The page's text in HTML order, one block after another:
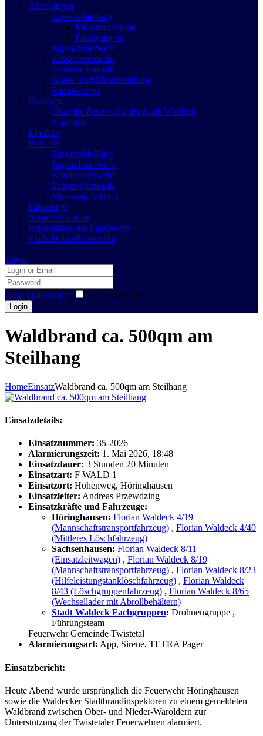
Abteilungen
Einsatzabteilung
Einsatzabteilung
Fachgruppen
Jugendfeuerwehr
Kinderfeuerwehr
Feuerwehrmusik
Alters- und Ehrenabteilung
Förderverein
Über uns
Über die Feuerwehr der Stadt Waldeck
Standorte
Einsätze
Berichte
Einsatzabteilung
Jugendfeuerwehr
Kinderfeuerwehr
Feuerwehrmusik
Vereinsaktivitäten
Fahrzeuge
Ansprechpartner
Unterstützer der Feuerwehr
#JaZuDeinerFeuerwehr
Login
Forgot password? Remember me
Waldbrand ca. 500qm am
Steilhang
HomeEinsatzWaldbrand ca. 500qm am Steilhang
Einsatzdetails:
Einsatznummer: 35-2026
Alarmierungszeit: 1. Mai 2026, 18:48
Einsatzdauer: 3 Stunden 20 Minuten
Einsatzart: F WALD 1
Einsatzort: Höhenweg, Höringhausen
Einsatzleiter: Andreas Przewdzing
Einsatzkräfte und Fahrzeuge:
Höringhausen: Florian Waldeck 4/19
(Mannschaftstransportfahrzeug) , Florian Waldeck 4/40
(Mittleres Löschfahrzeug)
Sachsenhausen: Florian Waldeck 8/11
(Einsatzleitwagen) , Florian Waldeck 8/19
(Mannschaftstransportfahrzeug) , Florian Waldeck 8/23
(Hilfeleistungstanklöschfahrzeug) , Florian Waldeck
8/43 (Löschgruppenfahrzeug) , Florian Waldeck 8/65
(Wechsellader mit Abrollbehältern)
Stadt Waldeck Fachgruppen: Drohnengruppe ,
Führungsteam
Feuerwehr Gemeinde Twistetal
Alarmierungsart: App, Sirene, TETRA Pager
Einsatzbericht:
Heute Abend wurde ursprünglich die Feuerwehr Höringhausen
sowie die Waldecker Stadtbrandinspektoren zu einem gemeldeten
Waldbrand zwischen Ober- und Nieder-Waroldern zur
Unterstützung der Twistetaler Feuerwehren alarmiert.